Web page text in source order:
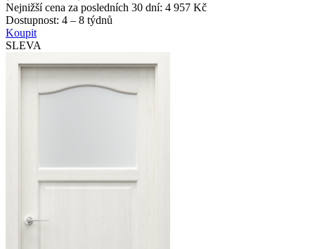
Nejnižší cena za posledních 30 dní: 4 957 Kč
Dostupnost: 4 – 8 týdnů
Koupit
SLEVA